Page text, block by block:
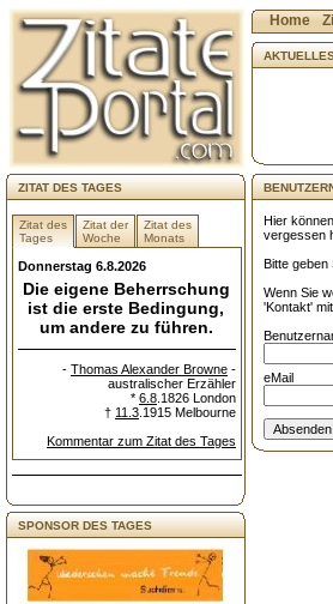
ZITAT DES TAGES
Zitat des
Tages
Zitat der
Woche
Zitat des
Monats
Donnerstag 6.8.2026
Die eigene Beherrschung
ist die erste Bedingung,
um andere zu führen.
- Thomas Alexander Browne -
australischer Erzähler
* 6.8 .1826 London
† 11.3 .1915 Melbourne
Kommentar zum Zitat des Tages
SPONSOR DES TAGES
Home
Hier
vergessen
Bitte geben
Wenn Sie
'Kontakt'
eMail